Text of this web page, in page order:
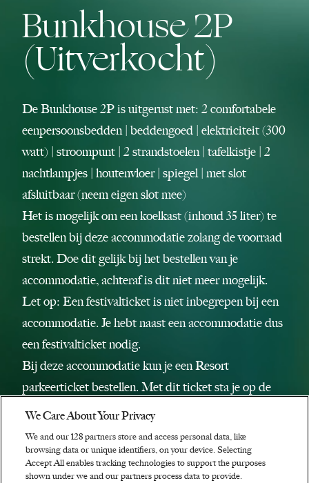
Bunkhouse 2P
(Uitverkocht)
De Bunkhouse 2P is uitgerust met: 2 comfortabele
eenpersoonsbedden | beddengoed | elektriciteit (300
watt) | stroompunt | 2 strandstoelen | tafelkistje | 2
nachtlampjes | houtenvloer | spiegel | met slot
afsluitbaar (neem eigen slot mee)
Het is mogelijk om een koelkast (inhoud 35 liter) te
bestellen bij deze accommodatie zolang de voorraad
strekt. Doe dit gelijk bij het bestellen van je
accommodatie, achteraf is dit niet meer mogelijk.
Let op: Een festivalticket is niet inbegrepen bij een
accommodatie. Je hebt naast een accommodatie dus
een festivalticket nodig.
Bij deze accommodatie kun je een Resort
parkeerticket bestellen. Met dit ticket sta je op de
parking dichtbij de polsbandjestent. Voeg het ticket
direct toe bij het afrekenen van je accommodatie; het
is niet mogelijk om deze hierna nog los bij te kopen.
Indien aangeboden zijn tickets in de doorverkoop
We Care About Your Privacy
We and our128 partners store and access personal data, like
browsing data or unique identifiers, on your device. Selecting
Accept All enables tracking technologies to support the purposes
shown under we and our partners process data to provide.